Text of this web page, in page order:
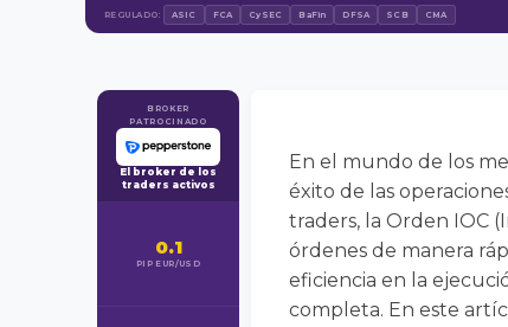
REGULADO: ASIC FCA CySEC BaFin DFSA SCB CMA
BROKER
PATROCINADO
El broker de los
traders activos
0.1
PIP EUR/USD
En el mundo de los
éxito de las
traders, la Orden IOC
órdenes de manera
eficiencia en la
completa. En este